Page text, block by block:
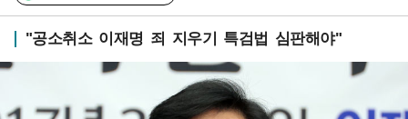
"공소취소 이재명 죄 지우기 특검법 심판해야"